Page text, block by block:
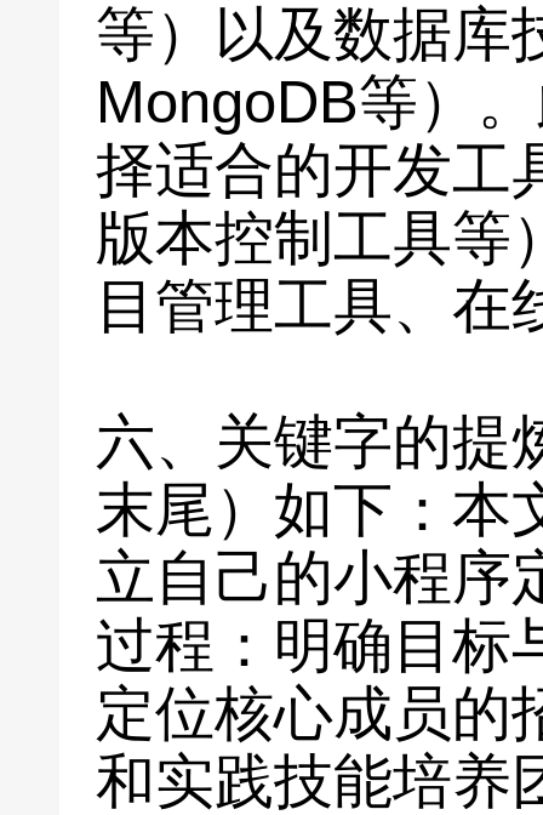
等）以及数据库
MongoDB等）
择适合的开发工
版本控制工具等
目管理工具、在
六、关键字的提
末尾）如下：本
立自己的小程序
过程：明确目标
定位核心成员的
和实践技能培养